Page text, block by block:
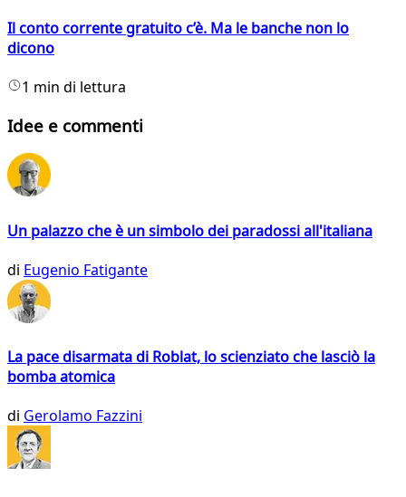
Il conto corrente gratuito c’è. Ma le banche non lo
dicono
1 min di lettura
Idee e commenti
Un palazzo che è un simbolo dei paradossi all'italiana
di Eugenio Fatigante
La pace disarmata di Roblat, lo scienziato che lasciò la
bomba atomica
di Gerolamo Fazzini